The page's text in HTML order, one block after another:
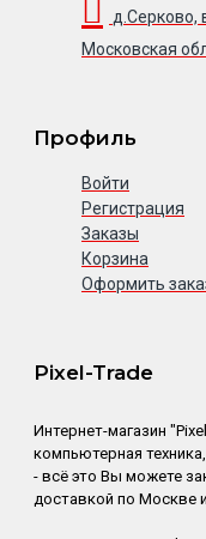
д.Серково,
Московская
Профиль
Войти
Регистрация
Заказы
Корзина
Оформить
Pixel-Trade
Интернет-магазин
компьютерная
- всё это Вы можете
доставкой по Москве